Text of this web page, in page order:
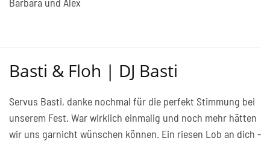
Basti & Floh | DJ Basti
Servus Basti, danke nochmal für die perfekt Stimmung bei
unserem Fest. War wirklich einmalig und noch mehr hätten
wir uns garnicht wünschen können. Ein riesen Lob an dich -